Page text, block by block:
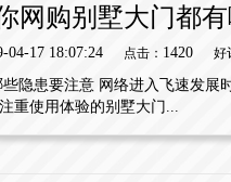
网购别墅大门都
04-17 18:07:24 点击： 1420 好
隐患要注意 网络进入飞速发展
重使用体验的别墅大门...